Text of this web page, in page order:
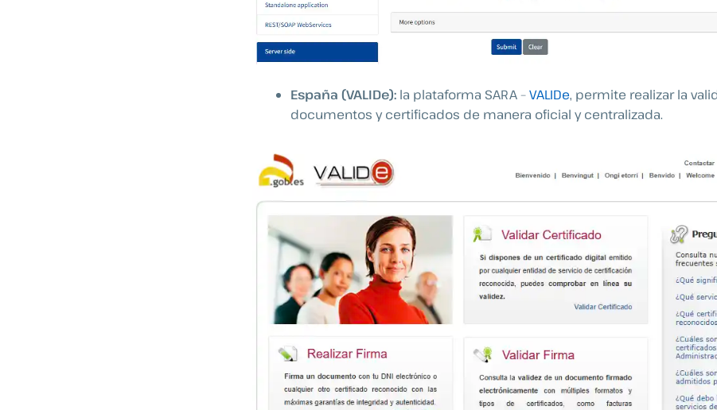
España (VALIDe): la plataforma SARA –VALIDe, permite realizar la
documentos y certificados de manera oficial y centralizada.